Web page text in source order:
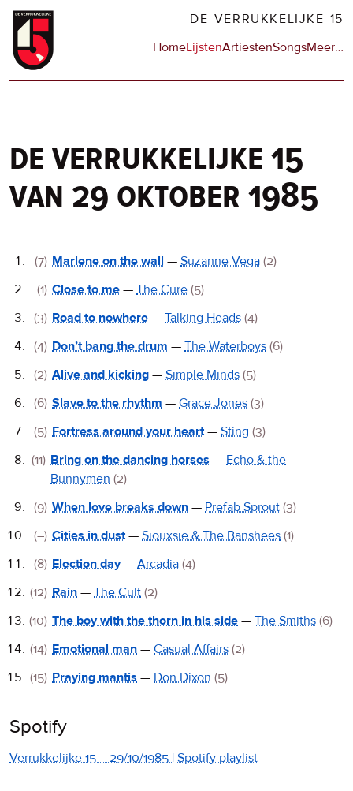
Overslaan
naar
DE VERRUKKELIJKE 15
Hoofdnavigatie
HomeLijstenArtiestenSongsMeerop
…
de verrukkelijke 15
van 29 oktober 1985
De
Verrukkelijke
15
(7) Marlene on the wall — Suzanne Vega (2)
(1) Close to me — The Cure (5)
(3) Road to nowhere — Talking Heads (4)
(4) Don’t bang the drum — The Waterboys (6)
(2) Alive and kicking — Simple Minds (5)
(6) Slave to the rhythm — Grace Jones (3)
(5) Fortress around your heart— Sting (3)
(11) Bring on the dancing horses — Echo & the
Bunnymen (2)
(9) When love breaks down — Prefab Sprout (3)
(–) Cities in dust— Siouxsie & The Banshees (1)
(8) Election day— Arcadia (4)
(12) Rain — The Cult (2)
(10) The boy with the thorn in his side — The Smiths (6)
(14) Emotional man — Casual Affairs (2)
(15) Praying mantis — Don Dixon (5)
Spotify
Verrukkelijke 15 – 29/10/1985 | Spotify playlist